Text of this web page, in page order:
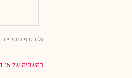
גלובס פיננסי >
בהשהיה של 15 דק'